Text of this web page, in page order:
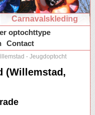
Carnavalskleding
optochttype
Contact
- Jeugdoptocht
(Willemstad,